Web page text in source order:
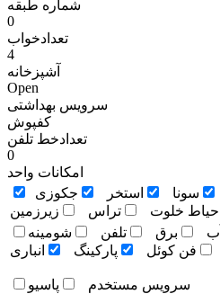
شماره طبقه
0
تعدادخواب
4
آشپزخانه
Open
سرویس بهداشتی
کفپوش
تعدادخط تلفن
0
امکانات واحد
سونا استخر
جکوزی
حياط خلوت تراس
زيرزمين
آب
برق تلفن شومينه
فن کوئل پارکينگ انباری
سرويس مستخدم
پاسيو